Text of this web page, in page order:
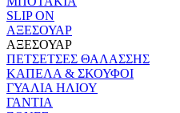
SLIP ON
ΑΞΕΣΟΥΑΡ
ΑΞΕΣΟΥΑΡ
ΠΕΤΣΕΤΣΕΣ ΘΑΛΑΣΣΗΣ
ΚΑΠΕΛΑ & ΣΚΟΥΦΟΙ
ΓΥΑΛΙΑ ΗΛΙΟΥ
ΓΑΝΤΙΑ